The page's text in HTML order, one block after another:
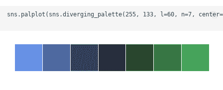
sns.palplot(sns.diverging_palette(255, 133, l=60, n=7,